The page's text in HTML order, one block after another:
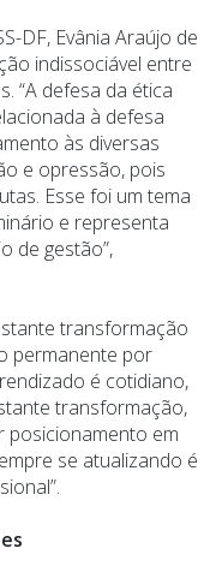
DF, Evânia Araújo de
indissociável entre
“A defesa da ética
à defesa
às diversas
e opressão, pois
Esse foi um tema
e representa
de gestão”,
transformação
permanente por
é cotidiano,
transformação,
posicionamento em
se atualizando é